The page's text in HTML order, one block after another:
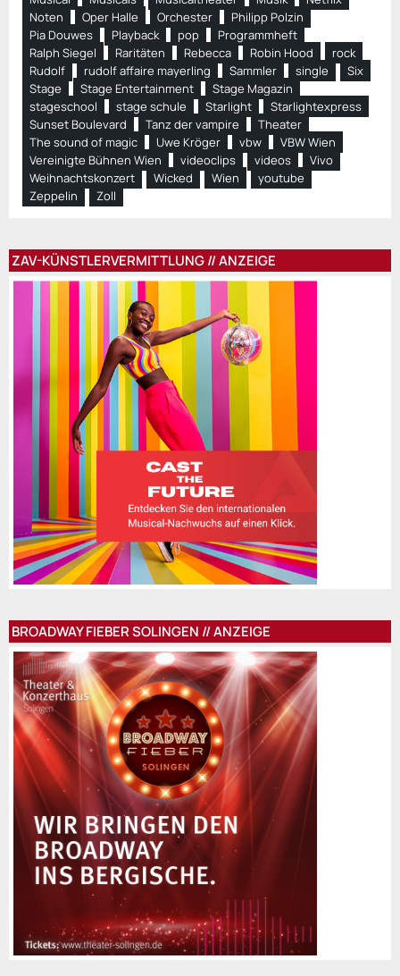
Noten
Oper Halle Orchester
Philipp Polzin
Pia Douwes
Playback pop
Programmheft
Ralph Siegel
Raritäten Rebecca Robin Hood
rock
Rudolf
rudolf affaire mayerling Sammler single
Six
Stage
Stage Entertainment
Stage Magazin
stageschool
stage schule Starlight
Starlightexpress
Sunset Boulevard
Tanz der vampire
Theater
The sound of magic
Uwe Kröger vbw
VBW Wien
Vereinigte Bühnen Wien
videoclips videos
Vivo
Weihnachtskonzert
Wicked Wien
youtube
Zeppelin
Zoll
ZAV-KÜNSTLERVERMITTLUNG // ANZEIGE
BROADWAY FIEBER SOLINGEN // ANZEIGE